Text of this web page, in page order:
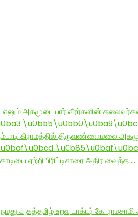
எனும் அகமுடையார் வீரர்களின்
கிராமத்தில் திருவண்ணாமலை
ஏற்றி பிரிட்டிசாரை அதிர வைத்த …
அகத்தமிழ் உறவு டாக்டர் கே.